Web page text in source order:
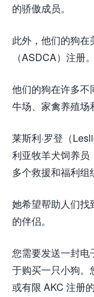
的骄傲成员。
此外，他们的狗
（ASDCA）注册。
他们的狗在许多不
牛场、家禽养殖场
莱斯利·罗登（
利亚牧羊犬饲养员
多个救援和福利组
她希望帮助人们找
的伴侣。
您需要发送一封电
于购买一只小狗。
或有限 AKC 注册的